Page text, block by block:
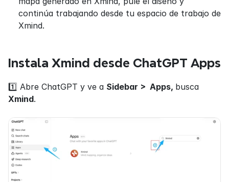
continúa trabajando desde tu espacio de trabajo de
Xmind.
Instala Xmind desde ChatGPT Apps
1️⃣ Abre ChatGPT y ve a Sidebar >  Apps,
Xmind.